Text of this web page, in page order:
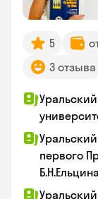
5
3 отзыва
первого
Б.Н.Ельцина